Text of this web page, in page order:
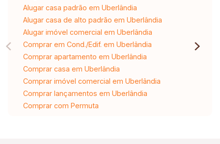
Alugar casa padrão em Uberlândia
Alugar casa de alto padrão em Uberlândia
Alugar imóvel comercial em Uberlândia
Comprar em Cond./Edif. em Uberlândia
Comprar apartamento em Uberlândia
Comprar casa em Uberlândia
Comprar imóvel comercial em Uberlândia
Comprar lançamentos em Uberlândia
Comprar com Permuta